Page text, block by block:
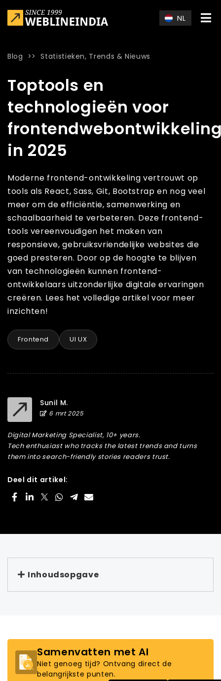
NL
Blog >>Statistieken, Trends & Nieuws
Toptools en
technologieën voor
in 2025
Moderne frontend-ontwikkeling vertrouwt op
tools als React, Sass, Git, Bootstrap en nog veel
meer om de efficiëntie, samenwerking en
schaalbaarheid te verbeteren. Deze frontend-
tools vereenvoudigen het maken van
responsieve, gebruiksvriendelijke websites die
goed presteren. Door op de hoogte te blijven
van technologieën kunnen frontend-
ontwikkelaars uitzonderlijke digitale ervaringen
creëren. Lees het volledige artikel voor meer
inzichten!
Frontend UI UX
Sunil M.
6 mrt 2025
Digital Marketing Specialist, 10+ years.
Tech enthusiast who tracks the latest trends and turns
them into search-friendly stories readers trust.
Deel dit artikel:
Inhoudsopgave
Samenvatten met AI
Niet genoeg tijd? Ontvang direct de
belangrijkste punten.